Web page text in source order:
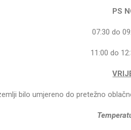
PS
07:30 do
11:00 do
bilo umjereno do pretežno